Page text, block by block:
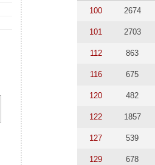
100 2674
101 2703
112 863
116 675
120 482
122 1857
127 539
129 678